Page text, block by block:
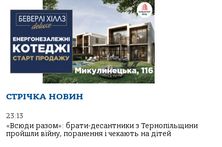
СТРІЧКА НОВИН
23:13
«Всюди разом»: брати-десантники з Тернопільщини
пройшли війну, поранення і чекають на дітей